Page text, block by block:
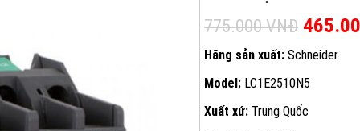
775.000VNĐ Giá
Hãng sản xuất: Schneider
Model: LC1E2510N5
Xuất xứ: Trung Quốc